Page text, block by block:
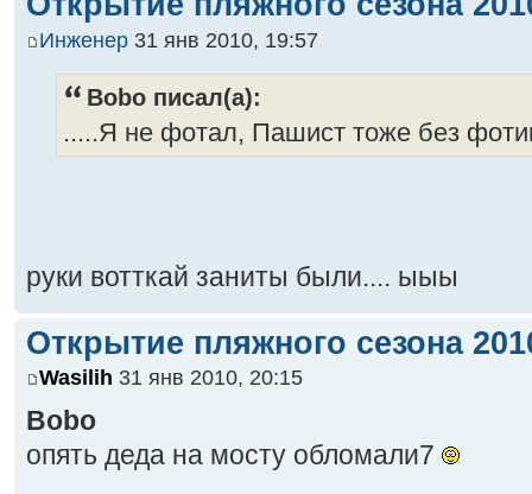
Инженер 31 янв 2010, 19:57
Bobo писал(а):
.....Я не фотал, Пашист тоже без
руки вотткай заниты были.... ыыы
Открытие пляжного сезона
Wasilih 31 янв 2010, 20:15
Bobo
опять деда на мосту обломали7